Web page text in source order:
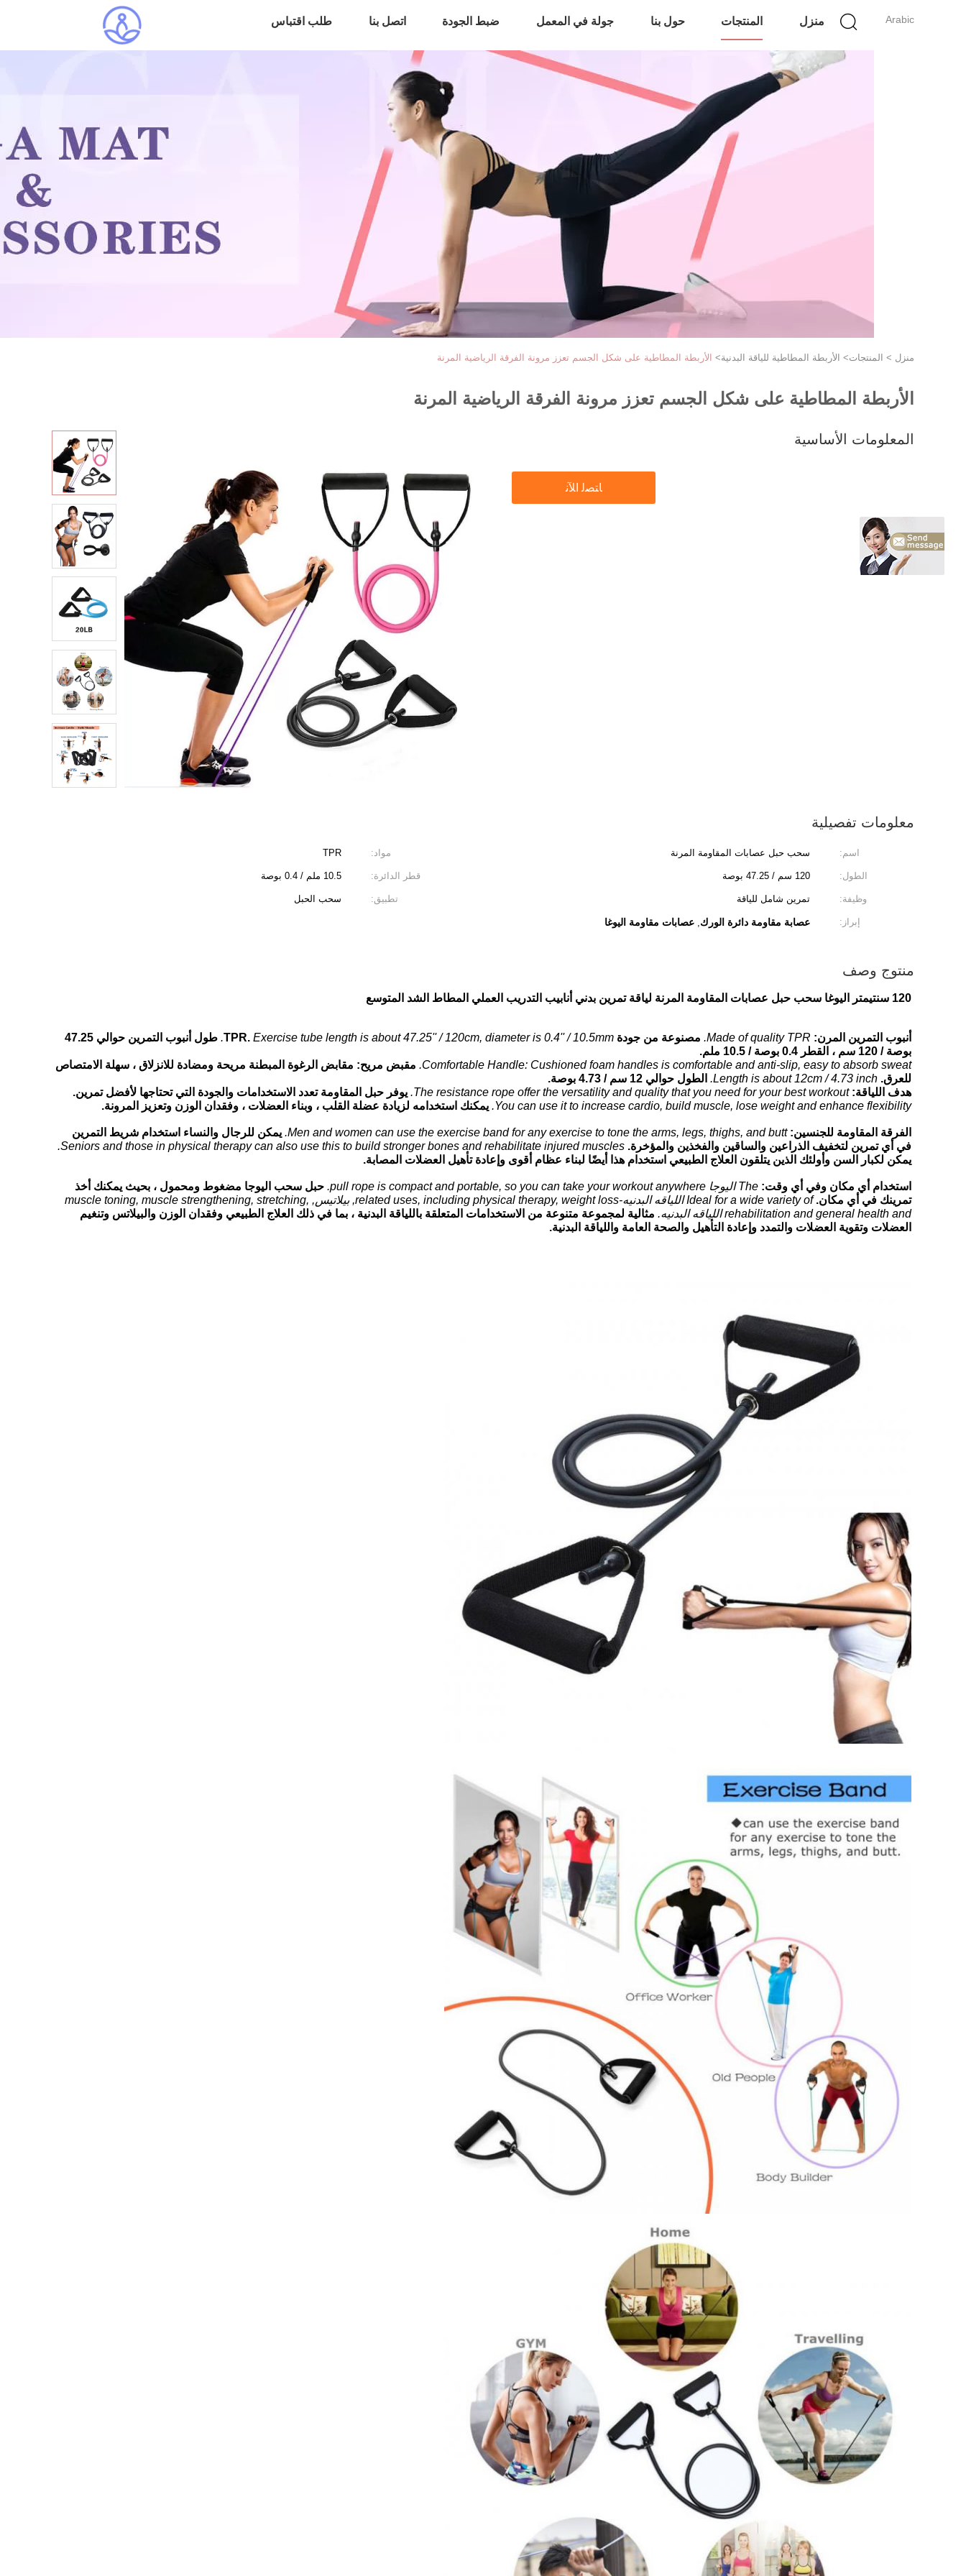
Arabic منزل المنتجات حول بنا جولة في المعمل ضبط الجودة اتصل بنا طلب اقتباس
منزل > المنتجات> الأربطة المطاطية للياقة البدنية> الأربطة المطاطية على شكل الجسم تعزز مرونة الفرقة الرياضية المرنة
الأربطة المطاطية على شكل الجسم تعزز مرونة الفرقة الرياضية المرنة
المعلومات الأساسية
ﺎﺘﺼﻟ ﺍﻶﻧ
معلومات تفصيلية
اسم: سحب حبل عصابات المقاومة المرنة مواد: TPR
الطول: 120 سم / 47.25 بوصة قطر الدائرة: 10.5 ملم / 0.4 بوصة
وظيفة: تمرين شامل للياقة تطبيق: سحب الحبل
إبراز: عصابة مقاومة دائرة الورك, عصابات مقاومة اليوغا
منتوج وصف
120 سنتيمتر اليوغا سحب حبل عصابات المقاومة المرنة لياقة تمرين بدني أنابيب التدريب العملي المطاط الشد المتوسع
أنبوب التمرين المرن: Made of quality TPR. مصنوعة من جودة TPR. Exercise tube length is about 47.25'' / 120cm, diameter is 0.4'' / 10.5mm.
طول أنبوب التمرين حوالي 47.25
بوصة / 120 سم ، القطر 0.4 بوصة / 10.5 ملم.
Comfortable Handle: Cushioned foam handles is comfortable and anti-slip, easy to absorb sweat. مقبض مريح: مقابض الرغوة المبطنة مريحة ومضادة للانزلاق ، سهلة الامتصاص
للعرق. Length is about 12cm / 4.73 inch.
الطول حوالي 12 سم / 4.73 بوصة.
هدف اللياقة:The resistance rope offer the versatility and quality that you need for your best workout. يوفر حبل المقاومة تعدد الاستخدامات والجودة التي تحتاجها لأفضل تمرين.
You can use it to increase cardio, build muscle, lose weight and enhance flexibility. يمكنك استخدامه لزيادة عضلة القلب ، وبناء العضلات ، وفقدان الوزن وتعزيز المرونة.
الفرقة المقاومة للجنسين: Men and women can use the exercise band for any exercise to tone the arms, legs, thighs, and butt. يمكن للرجال والنساء استخدام شريط التمرين
في أي تمرين لتخفيف الذراعين والساقين والفخذين والمؤخرة. Seniors and those in physical therapy can also use this to build stronger bones and rehabilitate injured muscles.
يمكن لكبار السن وأولئك الذين يتلقون العلاج الطبيعي استخدام هذا أيضًا لبناء عظام أقوى وإعادة تأهيل العضلات المصابة.
استخدام أي مكان وفي أي وقت: The اليوجا pull rope is compact and portable, so you can take your workout anywhere.
حبل سحب اليوجا مضغوط ومحمول ، بحيث يمكنك أخذ
تمرينك في أي مكان.
Ideal for a wide variety of اللياقه البدنيه-related uses, including physical therapy, weight loss, بيلاتيس, muscle toning, muscle strengthening, stretching,
rehabilitation and general health and اللياقه البدنيه.
مثالية لمجموعة متنوعة من الاستخدامات المتعلقة باللياقة البدنية ، بما في ذلك العلاج الطبيعي وفقدان الوزن والبيلاتس وتنغيم
العضلات وتقوية العضلات والتمدد وإعادة التأهيل والصحة العامة واللياقة البدنية.